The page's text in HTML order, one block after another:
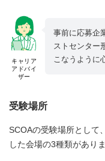
キャリア
アドバイ
ザー
事前に応募企
ストセンター
こなうように
受験場所
SCOAの受験場所として
した会場の3種類がありま